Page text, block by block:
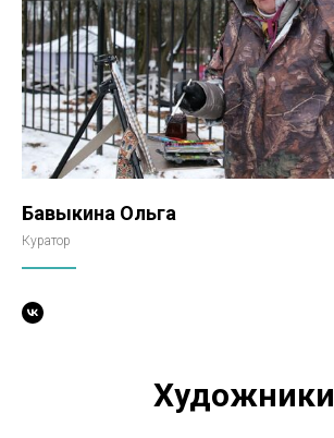
Бавыкина Ольга
Куратор
Художники